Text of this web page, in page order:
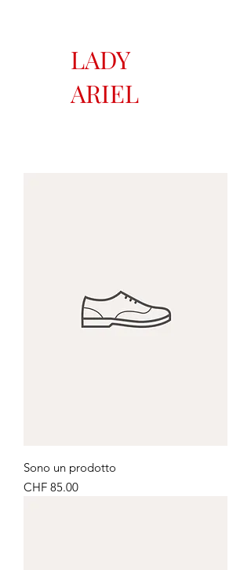
LADY
ARIEL
Sono un prodotto
Price
CHF 85.00